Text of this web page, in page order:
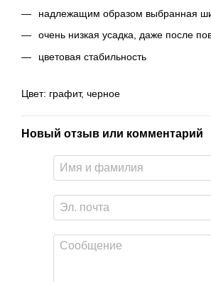
надлежащим образом выбранная
очень низкая усадка, даже после
цветовая стабильность
Цвет: графит, черное
Новый отзыв или комментарий